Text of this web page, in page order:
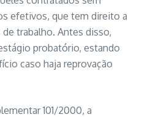
efetivos, que tem direito a
trabalho. Antes disso,
probatório, estando
caso haja reprovação
101/2000, a